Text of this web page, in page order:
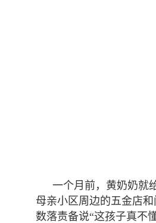
一个月前，黄奶奶就
母亲小区周边的五金店
数落责备说“这孩子真不